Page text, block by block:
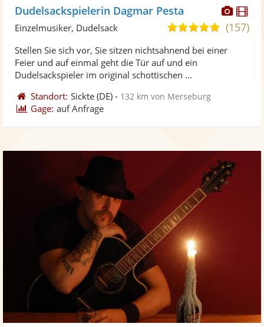
Dudelsackspielerin Dagmar Pesta
4,9
5
(157)
Einzelmusiker, Dudelsack
Stellen Sie sich vor, Sie sitzen nichtsahnend bei einer
Feier und auf einmal geht die Tür auf und ein
Dudelsackspieler im original schottischen ...
Standort: Sickte (DE) - 132 km von Merseburg
Gage: auf Anfrage